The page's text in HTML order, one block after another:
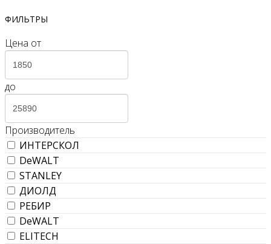
ФИЛЬТРЫ
Цена от
до
Производитель
ИНТЕРСКОЛ
DeWALT
STANLEY
ДИОЛД
РЕБИР
DeWALT
ELITECH